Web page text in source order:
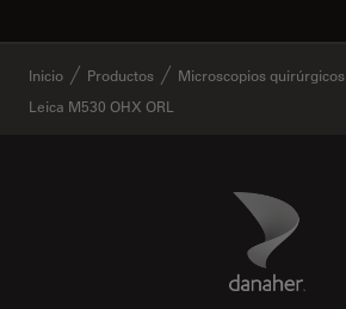
Inicio Productos
Microscopios quirúrgicos
Leica M530 OHX ORL
Danaher Logo